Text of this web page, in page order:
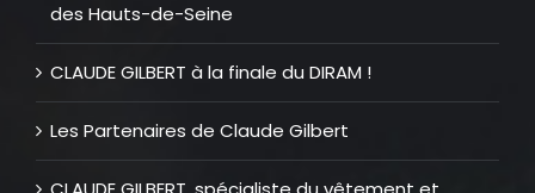
des Hauts-de-Seine
CLAUDE GILBERT à la finale du DIRAM !
Les Partenaires de Claude Gilbert